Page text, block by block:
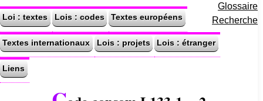
Glossaire
Recherche
Loi : textes Lois : codes Textes européens
Textes internationaux Lois : projets Lois : étranger
Liens